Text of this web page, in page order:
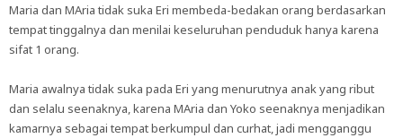
Maria dan MAria tidak suka Eri membeda-bedakan orang berdasarkan
tempat tinggalnya dan menilai keseluruhan penduduk hanya karena
sifat 1 orang.
Maria awalnya tidak suka pada Eri yang menurutnya anak yang ribut
dan selalu seenaknya, karena MAria dan Yoko seenaknya menjadikan
kamarnya sebagai tempat berkumpul dan curhat, jadi mengganggu